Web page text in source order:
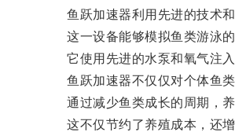
鱼跃加速器利用先进的技术和
这一设备能够模拟鱼类游泳的
它使用先进的水泵和氧气注入
鱼跃加速器不仅仅对个体鱼类
通过减少鱼类成长的周期，养
这不仅节约了养殖成本，还增